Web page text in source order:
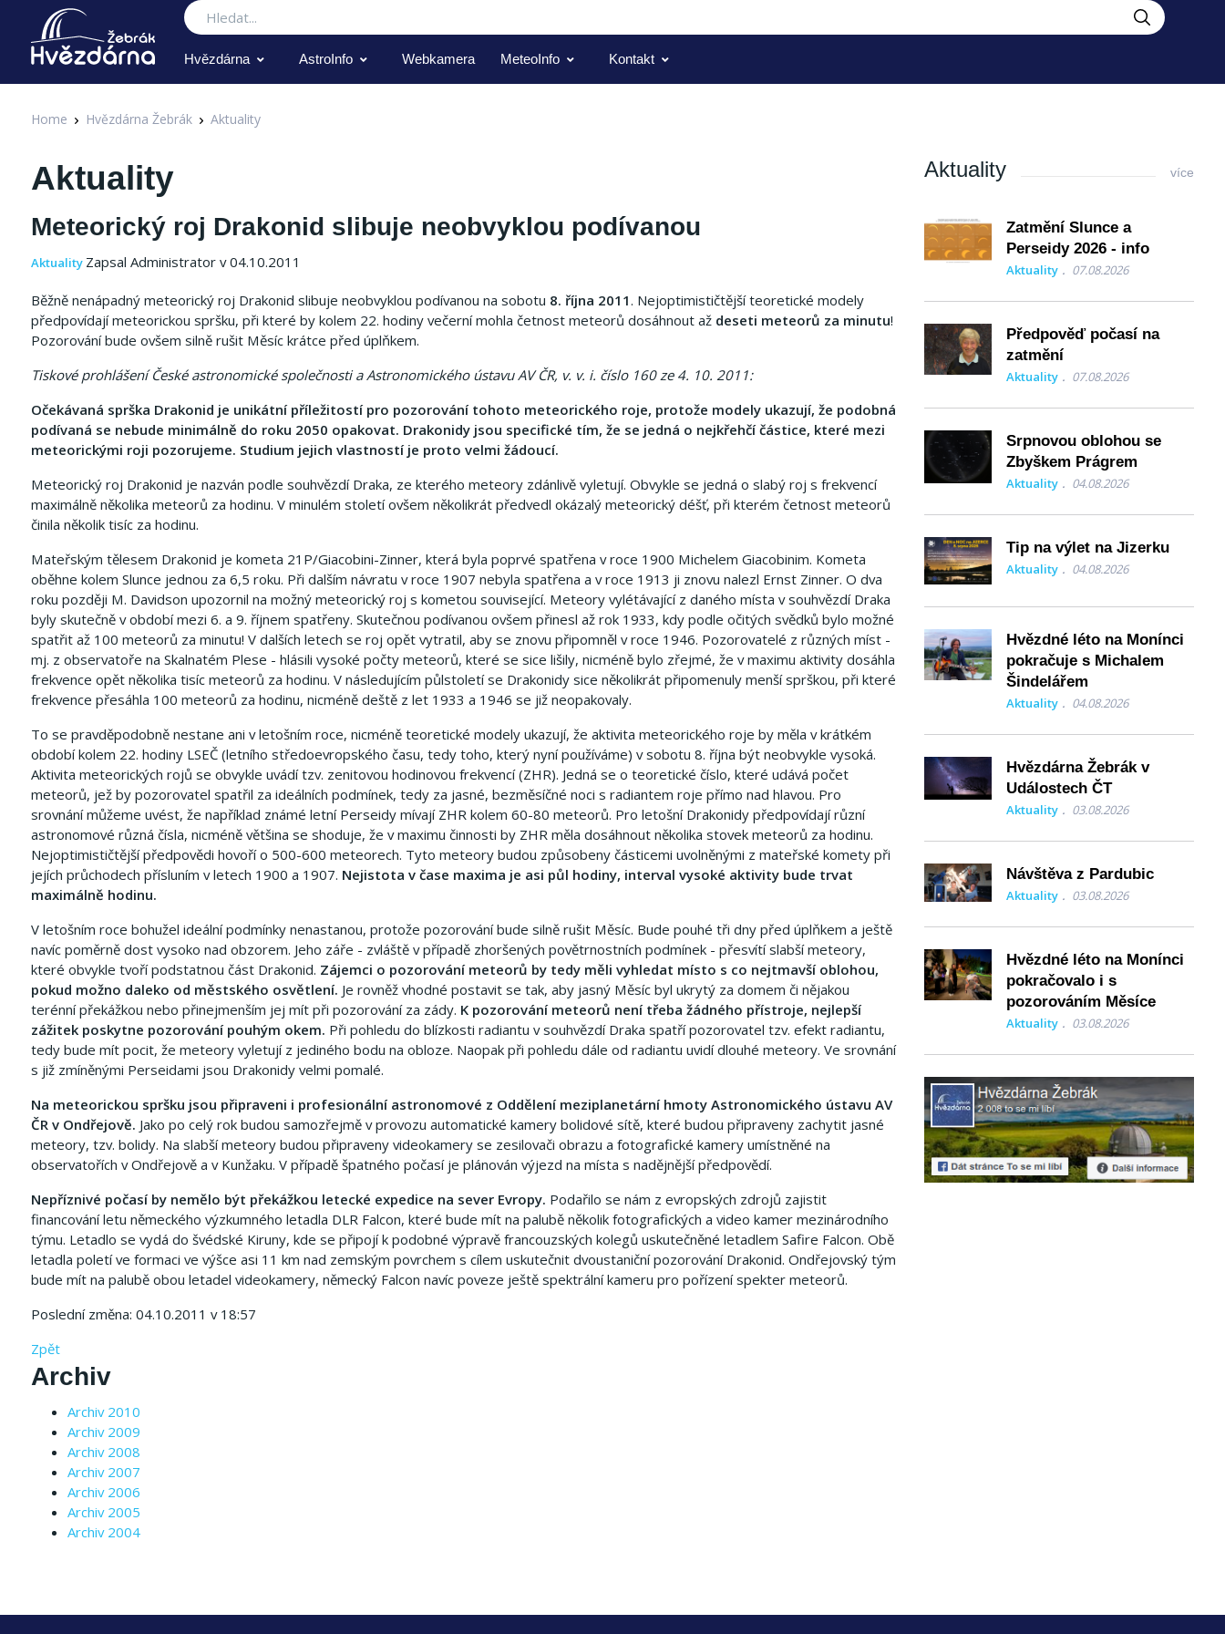
Hledat
Hvězdárna AstroInfo Webkamera MeteoInfo Kontakt
Home Hvězdárna Žebrák Aktuality
Aktuality
Meteorický roj Drakonid slibuje neobvyklou podívanou
Aktuality Zapsal Administrator v 04.10.2011
Běžně nenápadný meteorický roj Drakonid slibuje neobvyklou podívanou na sobotu 8. října 2011. Nejoptimističtější teoretické modely
předpovídají meteorickou spršku, při které by kolem 22. hodiny večerní mohla četnost meteorů dosáhnout až deseti meteorů za minutu!
Pozorování bude ovšem silně rušit Měsíc krátce před úplňkem.
Tiskové prohlášení České astronomické společnosti a Astronomického ústavu AV ČR, v. v. i. číslo 160 ze 4. 10. 2011:
Očekávaná sprška Drakonid je unikátní příležitostí pro pozorování tohoto meteorického roje, protože modely ukazují, že podobná
podívaná se nebude minimálně do roku 2050 opakovat. Drakonidy jsou specifické tím, že se jedná o nejkřehčí částice, které mezi
meteorickými roji pozorujeme. Studium jejich vlastností je proto velmi žádoucí.
Meteorický roj Drakonid je nazván podle souhvězdí Draka, ze kterého meteory zdánlivě vyletují. Obvykle se jedná o slabý roj s frekvencí
maximálně několika meteorů za hodinu. V minulém století ovšem několikrát předvedl okázalý meteorický déšť, při kterém četnost meteorů
činila několik tisíc za hodinu.
Mateřským tělesem Drakonid je kometa 21P/Giacobini-Zinner, která byla poprvé spatřena v roce 1900 Michelem Giacobinim. Kometa
oběhne kolem Slunce jednou za 6,5 roku. Při dalším návratu v roce 1907 nebyla spatřena a v roce 1913 ji znovu nalezl Ernst Zinner. O dva
roku později M. Davidson upozornil na možný meteorický roj s kometou související. Meteory vylétávající z daného místa v souhvězdí Draka
byly skutečně v období mezi 6. a 9. říjnem spatřeny. Skutečnou podívanou ovšem přinesl až rok 1933, kdy podle očitých svědků bylo možné
spatřit až 100 meteorů za minutu! V dalších letech se roj opět vytratil, aby se znovu připomněl v roce 1946. Pozorovatelé z různých míst -
mj. z observatoře na Skalnatém Plese - hlásili vysoké počty meteorů, které se sice lišily, nicméně bylo zřejmé, že v maximu aktivity dosáhla
frekvence opět několika tisíc meteorů za hodinu. V následujícím půlstoletí se Drakonidy sice několikrát připomenuly menší sprškou, při které
frekvence přesáhla 100 meteorů za hodinu, nicméně deště z let 1933 a 1946 se již neopakovaly.
To se pravděpodobně nestane ani v letošním roce, nicméně teoretické modely ukazují, že aktivita meteorického roje by měla v krátkém
období kolem 22. hodiny LSEČ (letního středoevropského času, tedy toho, který nyní používáme) v sobotu 8. října být neobvykle vysoká.
Aktivita meteorických rojů se obvykle uvádí tzv. zenitovou hodinovou frekvencí (ZHR). Jedná se o teoretické číslo, které udává počet
meteorů, jež by pozorovatel spatřil za ideálních podmínek, tedy za jasné, bezměsíčné noci s radiantem roje přímo nad hlavou. Pro
srovnání můžeme uvést, že například známé letní Perseidy mívají ZHR kolem 60-80 meteorů. Pro letošní Drakonidy předpovídají různí
astronomové různá čísla, nicméně většina se shoduje, že v maximu činnosti by ZHR měla dosáhnout několika stovek meteorů za hodinu.
Nejoptimističtější předpovědi hovoří o 500-600 meteorech. Tyto meteory budou způsobeny částicemi uvolněnými z mateřské komety při
jejích průchodech přísluním v letech 1900 a 1907. Nejistota v čase maxima je asi půl hodiny, interval vysoké aktivity bude trvat
maximálně hodinu.
V letošním roce bohužel ideální podmínky nenastanou, protože pozorování bude silně rušit Měsíc. Bude pouhé tři dny před úplňkem a ještě
navíc poměrně dost vysoko nad obzorem. Jeho záře - zvláště v případě zhoršených povětrnostních podmínek - přesvítí slabší meteory,
které obvykle tvoří podstatnou část Drakonid. Zájemci o pozorování meteorů by tedy měli vyhledat místo s co nejtmavší oblohou,
pokud možno daleko od městského osvětlení. Je rovněž vhodné postavit se tak, aby jasný Měsíc byl ukrytý za domem či nějakou
terénní překážkou nebo přinejmenším jej mít při pozorování za zády. K pozorování meteorů není třeba žádného přístroje, nejlepší
zážitek poskytne pozorování pouhým okem. Při pohledu do blízkosti radiantu v souhvězdí Draka spatří pozorovatel tzv. efekt radiantu,
tedy bude mít pocit, že meteory vyletují z jediného bodu na obloze. Naopak při pohledu dále od radiantu uvidí dlouhé meteory. Ve srovnání
s již zmíněnými Perseidami jsou Drakonidy velmi pomalé.
Na meteorickou spršku jsou připraveni i profesionální astronomové z Oddělení meziplanetární hmoty Astronomického ústavu AV
ČR v Ondřejově. Jako po celý rok budou samozřejmě v provozu automatické kamery bolidové sítě, které budou připraveny zachytit jasné
meteory, tzv. bolidy. Na slabší meteory budou připraveny videokamery se zesilovači obrazu a fotografické kamery umístněné na
observatořích v Ondřejově a v Kunžaku. V případě špatného počasí je plánován výjezd na místa s nadějnější předpovědí.
Nepříznivé počasí by nemělo být překážkou letecké expedice na sever Evropy. Podařilo se nám z evropských zdrojů zajistit
financování letu německého výzkumného letadla DLR Falcon, které bude mít na palubě několik fotografických a video kamer mezinárodního
týmu. Letadlo se vydá do švédské Kiruny, kde se připojí k podobné výpravě francouzských kolegů uskutečněné letadlem Safire Falcon. Obě
letadla poletí ve formaci ve výšce asi 11 km nad zemským povrchem s cílem uskutečnit dvoustaniční pozorování Drakonid. Ondřejovský tým
bude mít na palubě obou letadel videokamery, německý Falcon navíc poveze ještě spektrální kameru pro pořízení spekter meteorů.
Poslední změna: 04.10.2011 v 18:57
Zpět
Archiv
Archiv 2010
Archiv 2009
Archiv 2008
Archiv 2007
Archiv 2006
Archiv 2005
Archiv 2004
Aktuality více
Zatmění Slunce a
Perseidy 2026 - info
Aktuality 07.08.2026
Předpověď počasí na
zatmění
Aktuality 07.08.2026
Srpnovou oblohou se
Zbyškem Prágrem
Aktuality 04.08.2026
Tip na výlet na Jizerku
Aktuality 04.08.2026
Hvězdné léto na Monínci
pokračuje s Michalem
Šindelářem
Aktuality 04.08.2026
Hvězdárna Žebrák v
Událostech ČT
Aktuality 03.08.2026
Návštěva z Pardubic
Aktuality 03.08.2026
Hvězdné léto na Monínci
pokračovalo i s
pozorováním Měsíce
Aktuality 03.08.2026